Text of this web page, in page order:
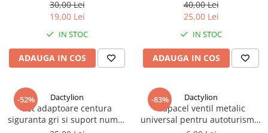
banda glisanta pentru
ascundere numar, rosu
30,00 Lei
19,00 Lei
IN STOC
ADAUGA IN COS
scriere inlocuibila, aluminiu
anticoroziv
40,00 Lei
25,00 Lei
IN STOC
ADAUGA IN COS
-52% Dactylion
Set adaptoare centura
siguranta gri si suport numar
-83% Dactylion
Capacel ventil metalic
universal pentru autoturisme,